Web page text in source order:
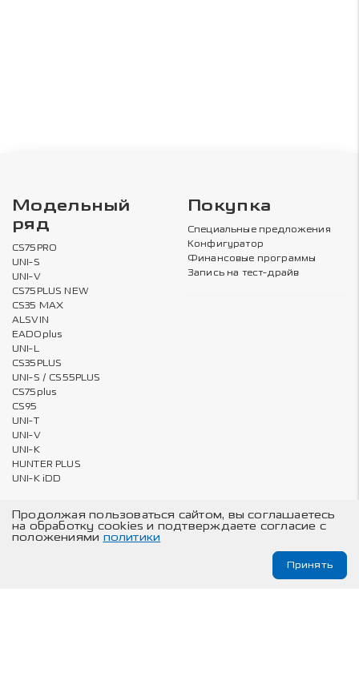
Модельный
ряд
CS75PRO
UNI-S
UNI-V
CS75PLUS NEW
CS35 MAX
ALSVIN
EADOplus
UNI-L
CS35PLUS
UNI-S / CS55PLUS
CS75plus
CS95
UNI-T
UNI-V
UNI-K
HUNTER PLUS
UNI-K iDD
Покупка
Специальные предложения
Конфигуратор
Финансовые программы
Запись на тест-драйв
Владельцам О компании
Продолжая пользоваться сайтом, вы соглашаетесь
на обработку cookies и подтверждаете согласие с
положениями политики
Принять